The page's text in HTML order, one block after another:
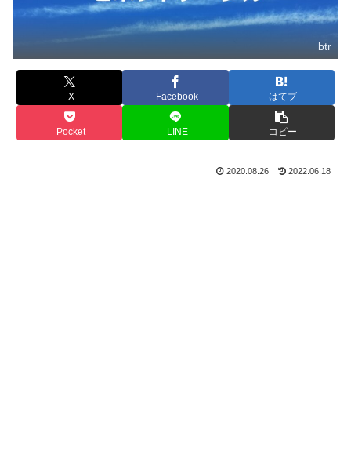
btr
X Facebook はてブ
Pocket LINE コピー
2020.08.26 2022.06.18